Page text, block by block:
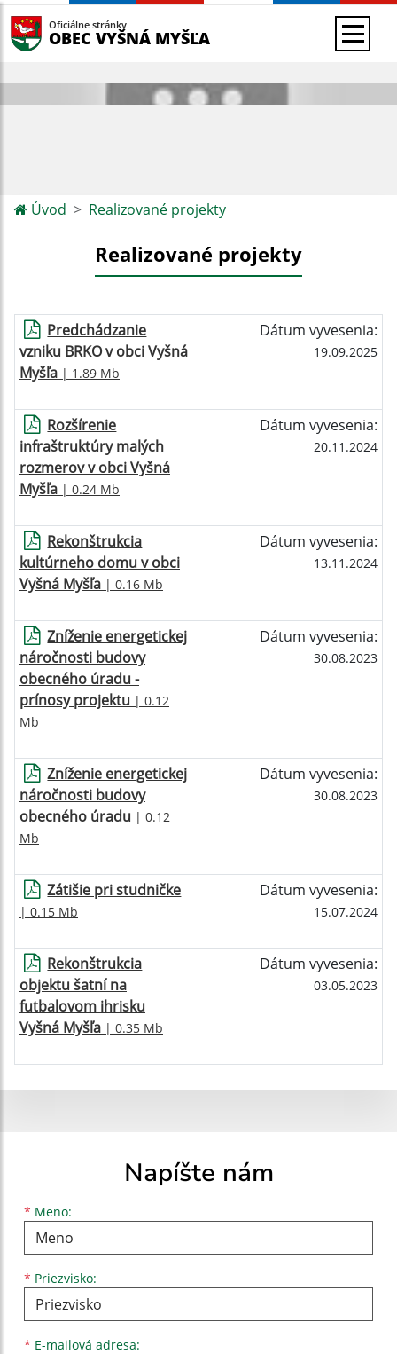
Oficiálne stránky
OBEC VYŠNÁ MYŠĽA
Úvod Realizované projekty
Realizované projekty
Predchádzanie
vzniku BRKO v obci Vyšná
Myšľa | 1.89 Mb
Dátum vyvesenia:
19.09.2025
Rozšírenie
infraštruktúry malých
rozmerov v obci Vyšná
Myšľa | 0.24 Mb
Dátum vyvesenia:
20.11.2024
Rekonštrukcia
kultúrneho domu v obci
Vyšná Myšľa | 0.16 Mb
Dátum vyvesenia:
13.11.2024
Zníženie energetickej
náročnosti budovy
obecného úradu -
prínosy projektu | 0.12
Mb
Dátum vyvesenia:
30.08.2023
Zníženie energetickej
náročnosti budovy
obecného úradu | 0.12
Mb
Dátum vyvesenia:
30.08.2023
Zátišie pri studničke
| 0.15 Mb
Dátum vyvesenia:
15.07.2024
Rekonštrukcia
objektu šatní na
futbalovom ihrisku
Vyšná Myšľa | 0.35 Mb
Dátum vyvesenia:
03.05.2023
Napíšte nám
* Meno:
Meno
* Priezvisko:
Priezvisko
* E-mailová adresa:
E-mailová adresa